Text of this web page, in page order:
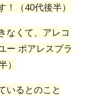
（40代後半）
なくて、アレコ
ー ポアレスプラ
）
いるとのこと